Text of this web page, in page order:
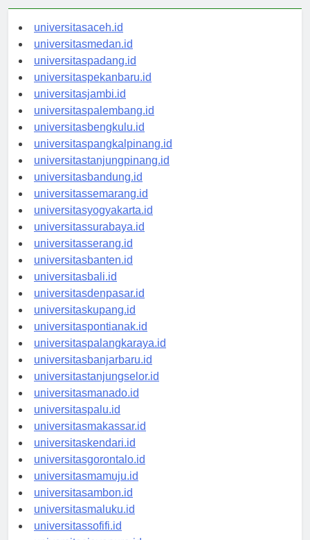
universitasaceh.id
universitasmedan.id
universitaspadang.id
universitaspekanbaru.id
universitasjambi.id
universitaspalembang.id
universitasbengkulu.id
universitaspangkalpinang.id
universitastanjungpinang.id
universitasbandung.id
universitassemarang.id
universitasyogyakarta.id
universitassurabaya.id
universitasserang.id
universitasbanten.id
universitasbali.id
universitasdenpasar.id
universitaskupang.id
universitaspontianak.id
universitaspalangkaraya.id
universitasbanjarbaru.id
universitastanjungselor.id
universitasmanado.id
universitaspalu.id
universitasmakassar.id
universitaskendari.id
universitasgorontalo.id
universitasmamuju.id
universitasambon.id
universitasmaluku.id